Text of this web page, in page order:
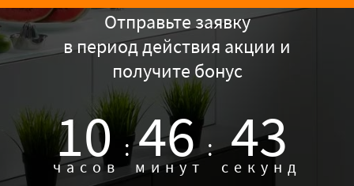
Отправьте заявку
в период действия акции и
получите бонус
10 :
часов 46 :
минут 42
секунд